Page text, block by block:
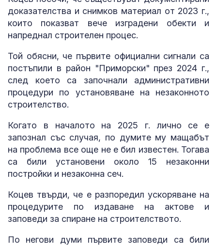
доказателства и снимков материал от 2023 г.,
които показват вече изградени обекти и
напреднал строителен процес.
Той обясни, че първите официални сигнали са
постъпили в район "Приморски" през 2024 г.,
след което са започнали административни
процедури по установяване на незаконното
строителство.
Когато в началото на 2025 г. лично се е
запознал със случая, по думите му мащабът
на проблема все още не е бил известен. Тогава
са били установени около 15 незаконни
постройки и незаконна сеч.
Коцев твърди, че е разпоредил ускоряване на
процедурите по издаване на актове и
заповеди за спиране на строителството.
По негови думи първите заповеди са били